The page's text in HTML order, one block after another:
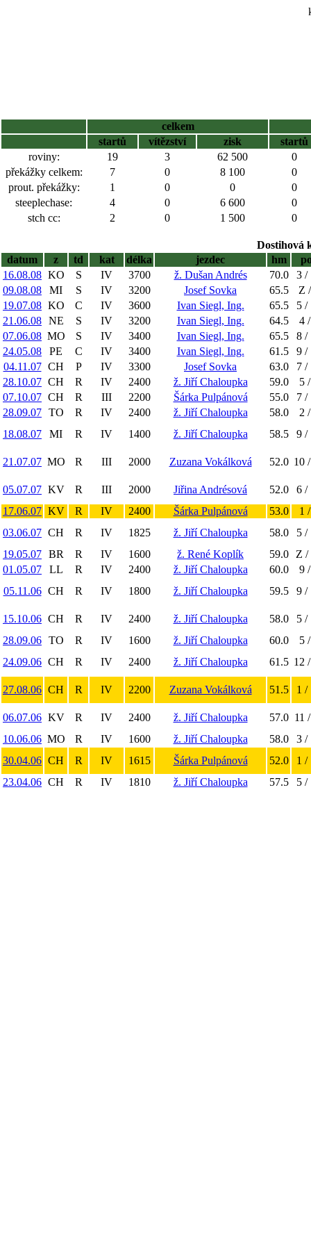
celkem
startů
vítězství zisk
startů
roviny:
19 3 62 500
0
překážky celkem:
7 0 8 100
0
prout. překážky:
1 0 0
0
steeplechase:
4 0 6 600
0
stch cc:
2 0 1 500 0
Dostihová
datum
z td kat délka jezdec hm
16.08.08 KO S IV 3700 ž. Dušan Andrés 70.0
3 /
09.08.08
MI S IV 3200 Josef Sovka 65.5
Z
19.07.08 KO C IV 3600 Ivan Siegl, Ing. 65.5
5 /
21.06.08 NE S IV 3200 Ivan Siegl, Ing. 64.5
4
07.06.08 MO S IV 3400 Ivan Siegl, Ing. 65.5
8 /
24.05.08
PE C IV 3400 Ivan Siegl, Ing. 61.5
9 /
04.11.07 CH P IV 3300 Josef Sovka 63.0
7 /
28.10.07 CH R IV 2400 ž. Jiří Chaloupka 59.0
5
07.10.07 CH R III 2200 Šárka Pulpánová 55.0
7 /
28.09.07 TO R IV 2400 ž. Jiří Chaloupka 58.0
2
18.08.07
MI R IV 1400 ž. Jiří Chaloupka 58.5 9 /
21.07.07 MO R III 2000 Zuzana Vokálková 52.0 10
05.07.07 KV R III 2000 Jiřina Andrésová 52.0
6 /
17.06.07 KV R IV 2400 Šárka Pulpánová 53.0
1
03.06.07 CH R IV 1825 ž. Jiří Chaloupka 58.0
5 /
19.05.07 BR R IV 1600 ž. René Koplík 59.0
Z /
01.05.07
LL R IV 2400 ž. Jiří Chaloupka 60.0
9
05.11.06 CH R IV 1800 ž. Jiří Chaloupka 59.5 9 /
15.10.06 CH R IV 2400 ž. Jiří Chaloupka 58.0
5 /
28.09.06 TO R IV 1600 ž. Jiří Chaloupka 60.0
5
24.09.06 CH R IV 2400 ž. Jiří Chaloupka 61.5 12
27.08.06 CH R IV 2200 Zuzana Vokálková 51.5 1 /
06.07.06 KV R IV 2400 ž. Jiří Chaloupka 57.0 11
10.06.06 MO R IV 1600 ž. Jiří Chaloupka 58.0
3 /
30.04.06 CH R IV 1615 Šárka Pulpánová 52.0
1 /
23.04.06 CH R IV 1810 ž. Jiří Chaloupka 57.5 5 /